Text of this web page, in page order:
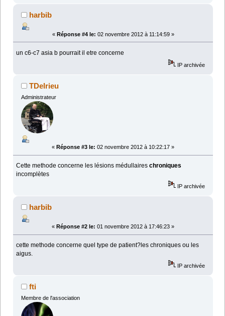
harbib
« Réponse #4 le: 02 novembre 2012 à 11:14:59 »
un c6-c7 asia b pourrait il etre concerne
IP archivée
TDelrieu
Administrateur
« Réponse #3 le: 02 novembre 2012 à 10:22:17 »
Cette methode concerne les lésions médullaireschroniques
incomplètes
IP archivée
harbib
« Réponse #2 le: 01 novembre 2012 à 17:46:23 »
cette methode concerne quel type de patient?les chroniques ou les
aigus.
IP archivée
fti
Membre de l'association